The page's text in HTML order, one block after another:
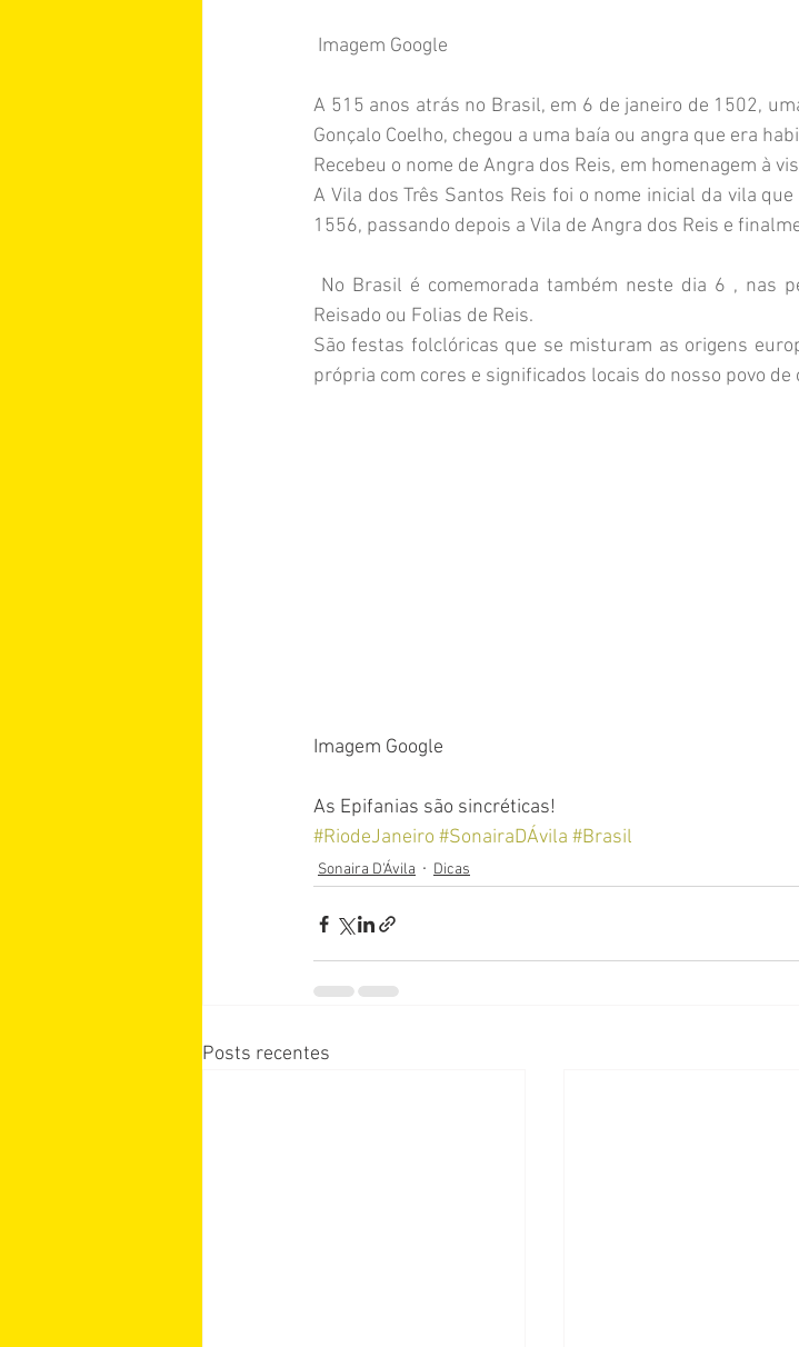
Imagem Google
A 515 anos atrás no Brasil, em 6 de janeiro de 1502,
Gonçalo Coelho, chegou a uma baía ou angra que era
Recebeu o nome de Angra dos Reis, em homenagem à
A Vila dos Três Santos Reis foi o nome inicial da vila
1556, passando depois a Vila de Angra dos Reis e
Reisado ou Folias de Reis.
São festas folclóricas que se misturam as origens
própria com cores e significados locais do nosso povo de
Imagem Google
As Epifanias são sincréticas!
#RiodeJaneiro #SonairaDÁvila #Brasil
Sonaira D'Ávila Dicas
Posts recentes